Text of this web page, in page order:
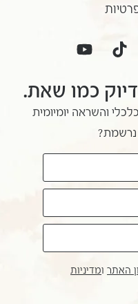
כמו שאת.
והשראה יומיומית
האתרומדיניות